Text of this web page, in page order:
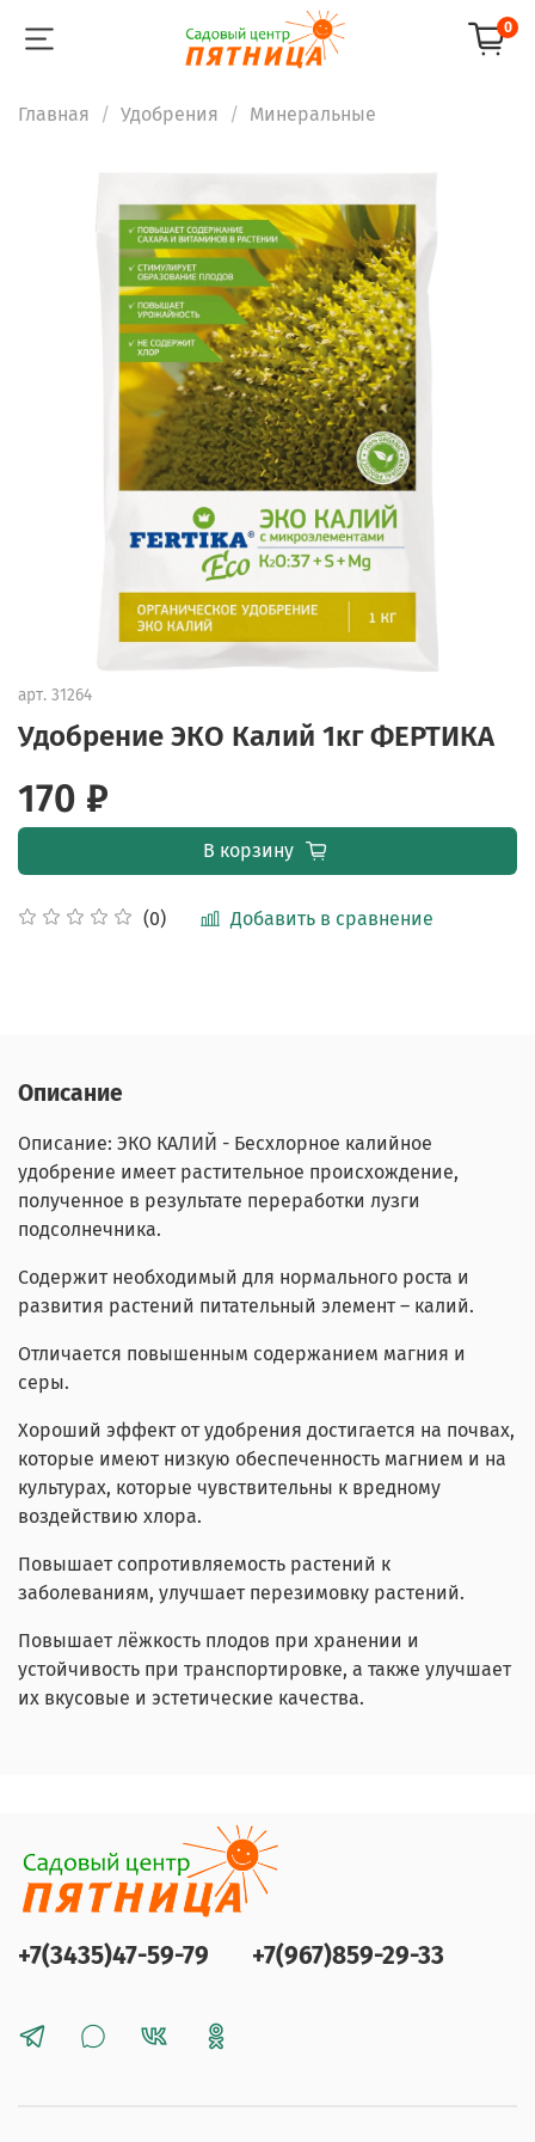
0
Главная Удобрения Минеральные
арт. 31264
Удобрение ЭКО Калий 1кг ФЕРТИКА
(0) Добавить в сравнение
170 ₽
В корзину
Описание
Описание: ЭКО КАЛИЙ - Бесхлорное калийное
удобрение имеет растительное происхождение,
полученное в результате переработки лузги
подсолнечника.
Содержит необходимый для нормального роста и
развития растений питательный элемент – калий.
Отличается повышенным содержанием магния и
серы.
Хороший эффект от удобрения достигается на почвах,
которые имеют низкую обеспеченность магнием и на
культурах, которые чувствительны к вредному
воздействию хлора.
Повышает сопротивляемость растений к
заболеваниям, улучшает перезимовку растений.
Повышает лёжкость плодов при хранении и
устойчивость при транспортировке, а также улучшает
их вкусовые и эстетические качества.
+7(3435)47-59-79 +7(967)859-29-33